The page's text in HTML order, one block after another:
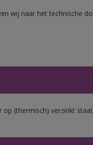
wij naar het technische
(thermisch) verzinkt